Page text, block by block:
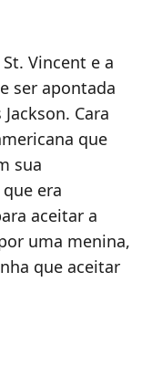
Vincent e a
ser apontada
Cara
que
sua
era
aceitar a
uma menina,
que aceitar